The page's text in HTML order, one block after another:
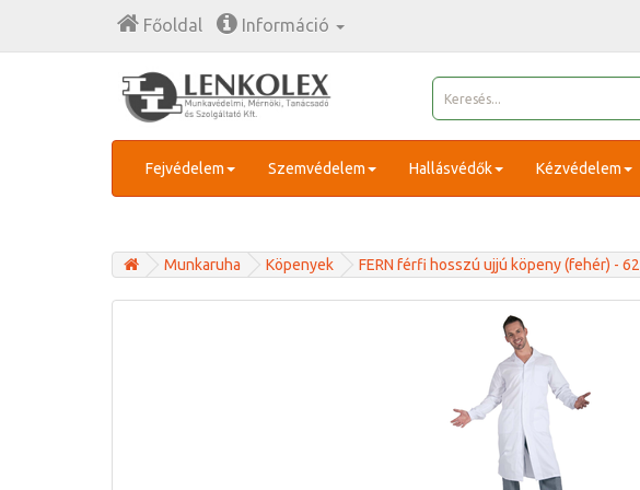
Főoldal Információ
Fejvédelem Szemvédelem Hallásvédők Kézvédelem
Munkaruha Köpenyek FERN férfi hosszú ujjú köpeny (fehér) - 62